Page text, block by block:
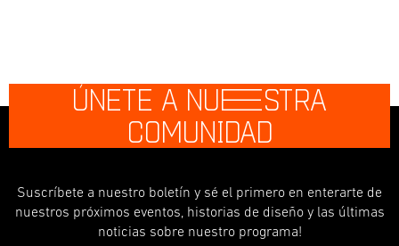
ÚNETE A NUESTRA
COMUNIDAD
Suscríbete a nuestro boletín y sé el primero en enterarte de
nuestros próximos eventos, historias de diseño y las últimas
noticias sobre nuestro programa!